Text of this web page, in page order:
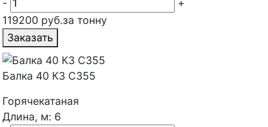
-
+
119200 руб.за тонну
Заказать
Балка 40 К3 С355
Горячекатаная
Длина, м: 6